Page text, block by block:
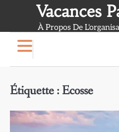
Vacances
À Propos De
Étiquette : Ecosse